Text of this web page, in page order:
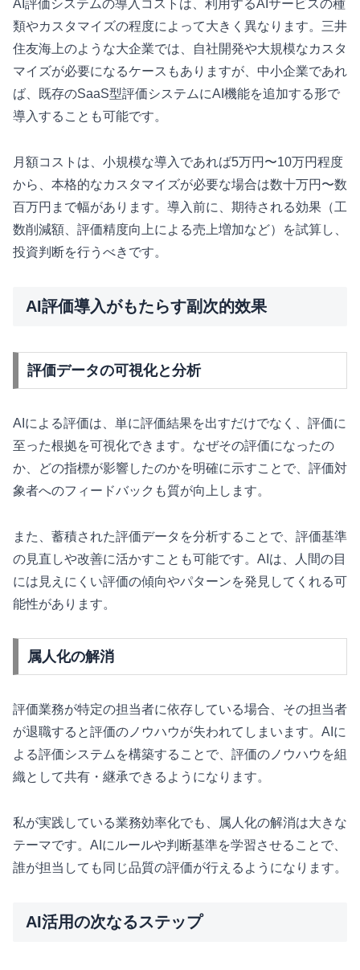
AI評価システムの導入コストは、利用するAIサービスの種
類やカスタマイズの程度によって大きく異なります。三井
住友海上のような大企業では、自社開発や大規模なカスタ
マイズが必要になるケースもありますが、中小企業であれ
ば、既存のSaaS型評価システムにAI機能を追加する形で
導入することも可能です。
月額コストは、小規模な導入であれば5万円〜10万円程度
から、本格的なカスタマイズが必要な場合は数十万円〜数
百万円まで幅があります。導入前に、期待される効果（工
数削減額、評価精度向上による売上増加など）を試算し、
投資判断を行うべきです。
AI評価導入がもたらす副次的效果
評価データの可視化と分析
AIによる評価は、単に評価結果を出すだけでなく、評価に
至った根拠を可視化できます。なぜその評価になったの
か、どの指標が影響したのかを明確に示すことで、評価対
象者へのフィードバックも質が向上します。
また、蓄積された評価データを分析することで、評価基準
の見直しや改善に活かすことも可能です。AIは、人間の目
には見えにくい評価の傾向やパターンを発見してくれる可
能性があります。
属人化の解消
評価業務が特定の担当者に依存している場合、その担当者
が退職すると評価のノウハウが失われてしまいます。AIに
よる評価システムを構築することで、評価のノウハウを組
織として共有・継承できるようになります。
私が実践している業務効率化でも、属人化の解消は大きな
テーマです。AIにルールや判断基準を学習させることで、
誰が担当しても同じ品質の評価が行えるようになります。
AI活用の次なるステップ